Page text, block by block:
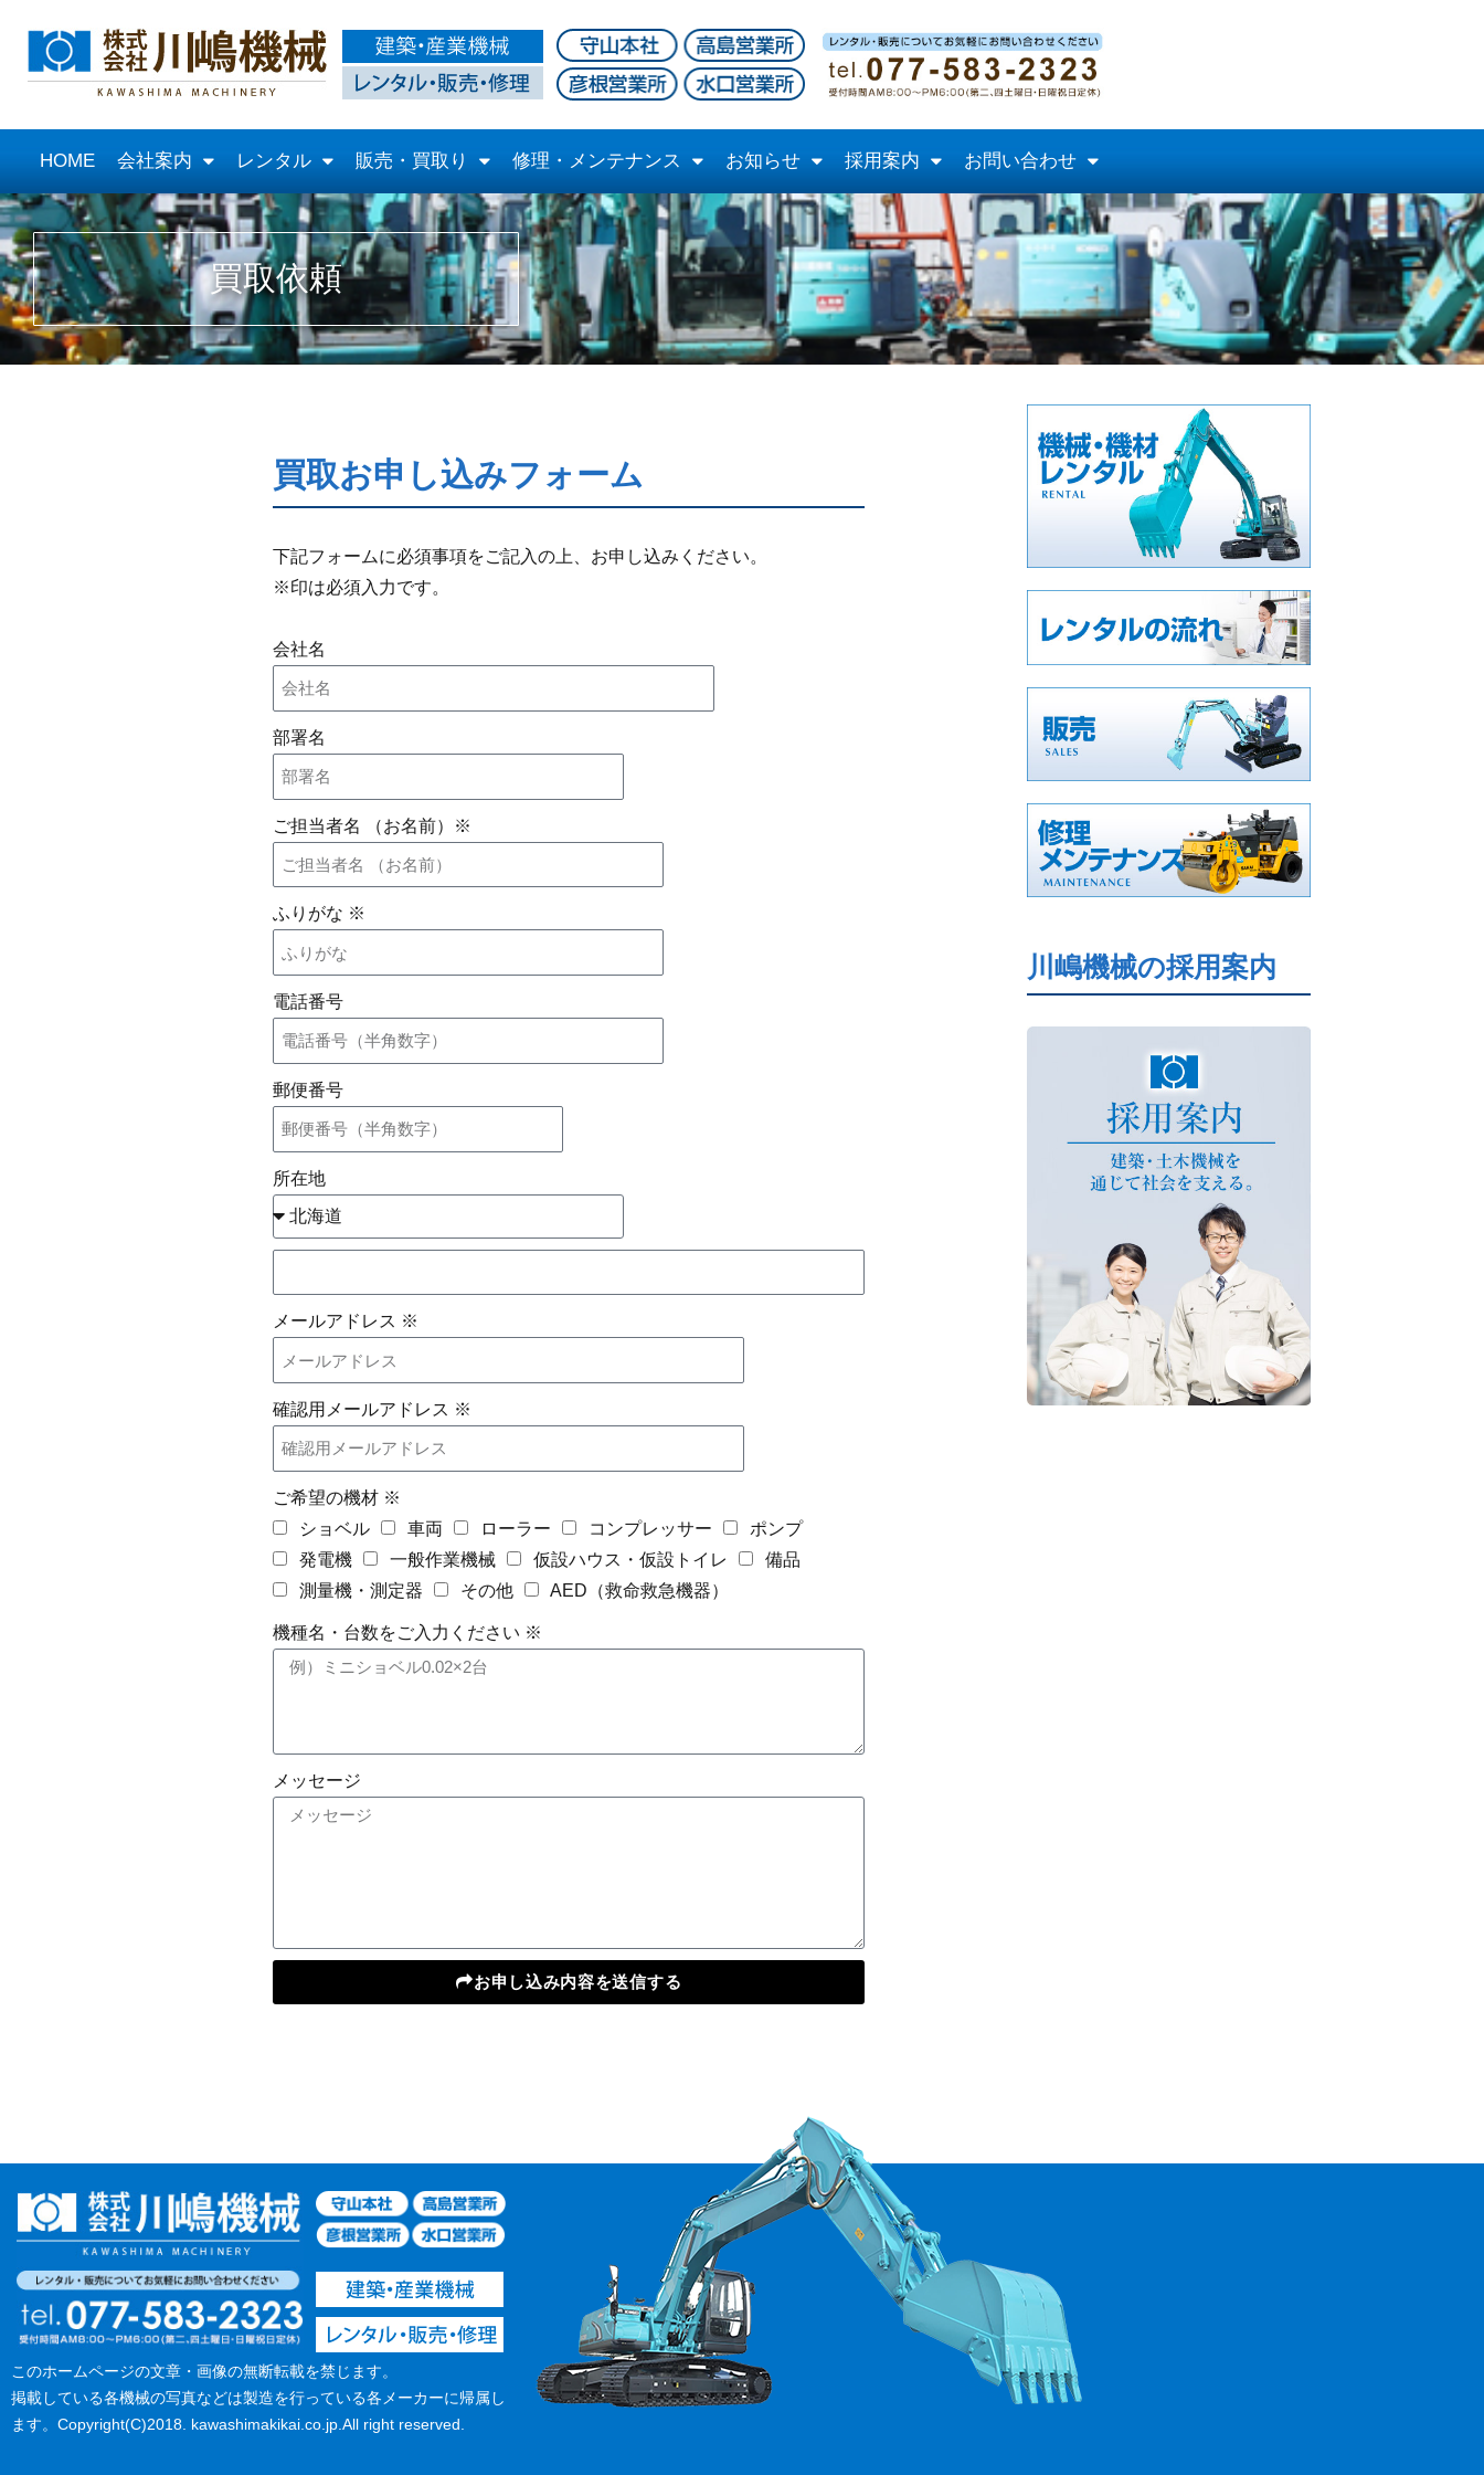
HOME 会社案内 レンタル 販売・買取り 修理・メンテナンス お知らせ 採用案内 お問い合わせ
買取依頼
買取お申し込みフォーム
下記フォームに必須事項をご記入の上、お申し込みください。
※印は必須入力です。
会社名
部署名
ご担当者名 （お名前）※
ふりがな ※
電話番号
郵便番号
所在地
メールアドレス ※
確認用メールアドレス ※
ご希望の機材 ※
ショベル
車両 ローラー コンプレッサー
ポンプ
発電機
一般作業機械 仮設ハウス・仮設トイレ
備品
測量機・測定器
その他 AED（救命救急機器）
機種名・台数をご入力ください ※
メッセージ
お申し込み内容を送信する
川嶋機械の採用案内
このホームページの文章・画像の無断転載を禁じます。
掲載している各機械の写真などは製造を行っている各メーカーに帰属し
ます。Copyright(C)2018. kawashimakikai.co.jp.All right reserved.